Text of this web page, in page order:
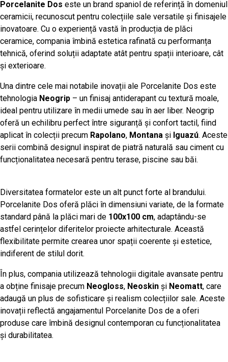
Porcelanite Dos este un brand spaniol de referință în domeniul
ceramicii, recunoscut pentru colecțiile sale versatile și finisajele
inovatoare. Cu o experiență vastă în producția de plăci
ceramice, compania îmbină estetica rafinată cu performanța
tehnică, oferind soluții adaptate atât pentru spații interioare, cât
și exterioare.
Una dintre cele mai notabile inovații ale Porcelanite Dos este
tehnologia Neogrip – un finisaj antiderapant cu textură moale,
ideal pentru utilizare în medii umede sau în aer liber. Neogrip
oferă un echilibru perfect între siguranță și confort tactil, fiind
aplicat în colecții precum Rapolano, Montana și Iguazú. Aceste
serii combină designul inspirat de piatră naturală sau ciment cu
funcționalitatea necesară pentru terase, piscine sau băi.
Diversitatea formatelor este un alt punct forte al brandului.
Porcelanite Dos oferă plăci în dimensiuni variate, de la formate
standard până la plăci mari de 100x100 cm, adaptându-se
astfel cerințelor diferitelor proiecte arhitecturale. Această
flexibilitate permite crearea unor spații coerente și estetice,
indiferent de stilul dorit.
În plus, compania utilizează tehnologii digitale avansate pentru
a obține finisaje precum Neogloss, Neoskin și Neomatt, care
adaugă un plus de sofisticare și realism colecțiilor sale. Aceste
inovații reflectă angajamentul Porcelanite Dos de a oferi
produse care îmbină designul contemporan cu funcționalitatea
și durabilitatea.